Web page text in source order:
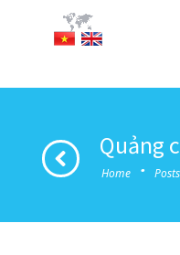
Quảng
Home ·